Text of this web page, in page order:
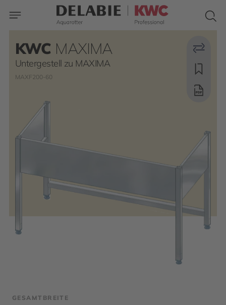
KWC MAXIMA
Untergestell zu MAXIMA
MAXF200-60
GESAMTBREITE